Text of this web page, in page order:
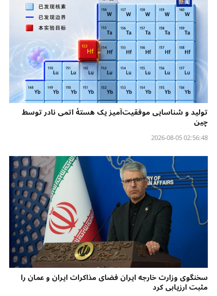
تولید و شناسایی موفقیت‌آمیز یک هستهٔ اتمی نادر توسط
چین
02:56:48 2026-08-05
سخنگوی وزارت خارجه ایران فضای مذاکرات ایران و عمان را
مثبت ارزیابی کرد